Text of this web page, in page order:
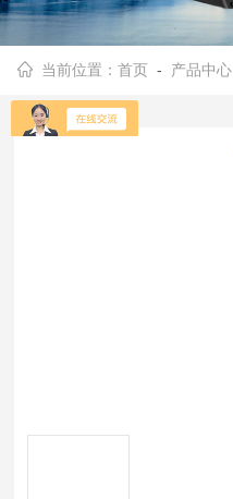
当前位置：首页 - 产品中心